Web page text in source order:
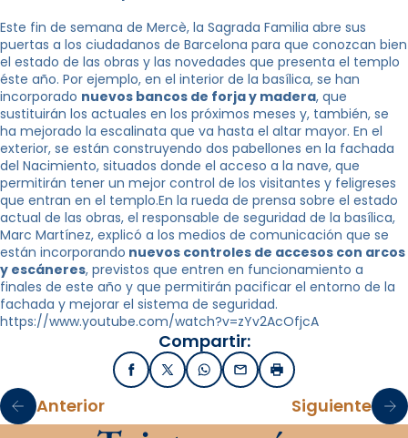
Este fin de semana de Mercè, la Sagrada Familia abre sus
puertas a los ciudadanos de Barcelona para que conozcan bien
el estado de las obras y las novedades que presenta el templo
éste año. Por ejemplo, en el interior de la basílica, se han
incorporado nuevos bancos de forjay madera, que
sustituirán los actuales en los próximos meses y, también, se
ha mejorado la escalinata que va hasta el altar mayor. En el
exterior, se están construyendo dos pabellones en la fachada
del Nacimiento, situados donde el acceso a la nave, que
permitirán tener un mejor control de los visitantes y feligreses
que entran en el templo.En la rueda de prensa sobre el estado
actual de las obras, el responsable de seguridad de la basílica,
Marc Martínez, explicó a los medios de comunicación que se
están incorporando nuevos controles de accesos con arcos
y escáneres, previstos que entren en funcionamiento a
finales de este año y que permitirán pacificar el entorno de la
fachada y mejorar el sistema de seguridad.
https://www.youtube.com/watch?v=zYv2AcOfjcA
Compartir:
FacebookX / TwitterWhatsApp
EmailImprimir
Anterior Siguiente